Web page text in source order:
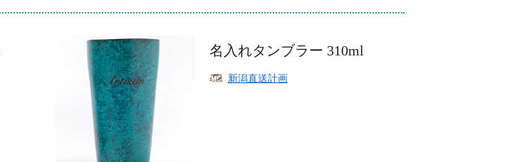
名入れタンブラー 310ml
新潟直送計画